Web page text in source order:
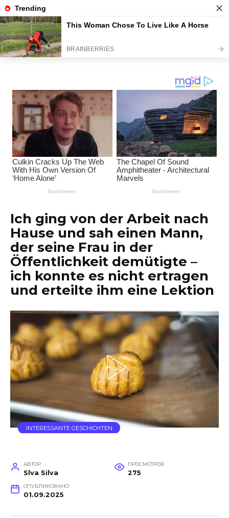
Перейти
к
содержанию
Interessante Themen
Ich ging von der Arbeit nach
Hause und sah einen Mann,
der seine Frau in der
Öffentlichkeit demütigte –
ich konnte es nicht ertragen
und erteilte ihm eine Lektion
INTERESSANTE GESCHICHTEN
АВТОР
Slva Silva
ПРОСМОТРОВ
275
ОПУБЛИКОВАНО
01.09.2025